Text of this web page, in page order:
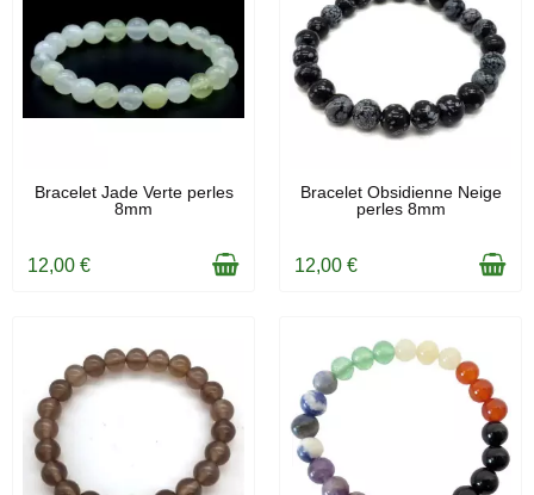
EN STOCK
Bracelet Jade Verte perles
8mm
12,00 €
EN STOCK
Bracelet Obsidienne Neige
perles 8mm
12,00 €